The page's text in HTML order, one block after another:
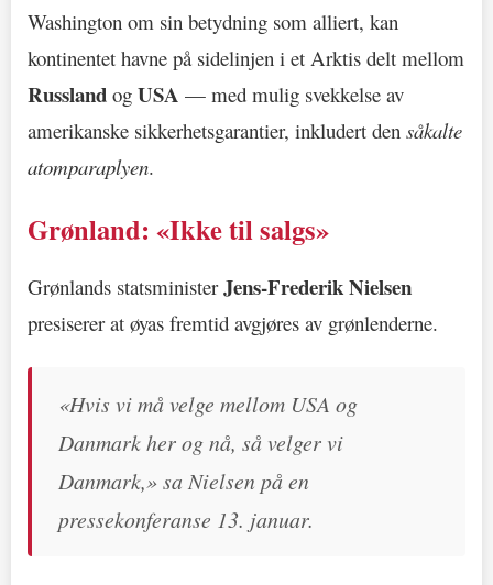
Washington om sin betydning som alliert, kan
kontinentet havne på sidelinjen i et Arktis delt mellom
Russland og USA — med mulig svekkelse av
amerikanske sikkerhetsgarantier, inkludert den såkalte
atomparaplyen.
Grønland: «Ikke til salgs»
Grønlands statsministerJens-Frederik Nielsen
presiserer at øyas fremtid avgjøres av grønlenderne.
«Hvis vi må velge mellom USA og
Danmark her og nå, så velger vi
Danmark,» sa Nielsen på en
pressekonferanse 13. januar.